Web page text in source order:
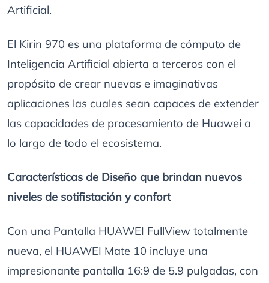
Artificial.
El Kirin 970 es una plataforma de cómputo de
Inteligencia Artificial abierta a terceros con el
propósito de crear nuevas e imaginativas
aplicaciones las cuales sean capaces de extender
las capacidades de procesamiento de Huawei a
lo largo de todo el ecosistema.
Características de Diseño que brindan nuevos
niveles de sotifistación y confort
Con una Pantalla HUAWEI FullView totalmente
nueva, el HUAWEI Mate 10 incluye una
impresionante pantalla 16:9 de 5.9 pulgadas, con